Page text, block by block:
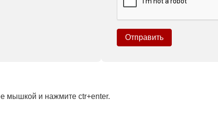
мышкой и нажмите ctr+enter.